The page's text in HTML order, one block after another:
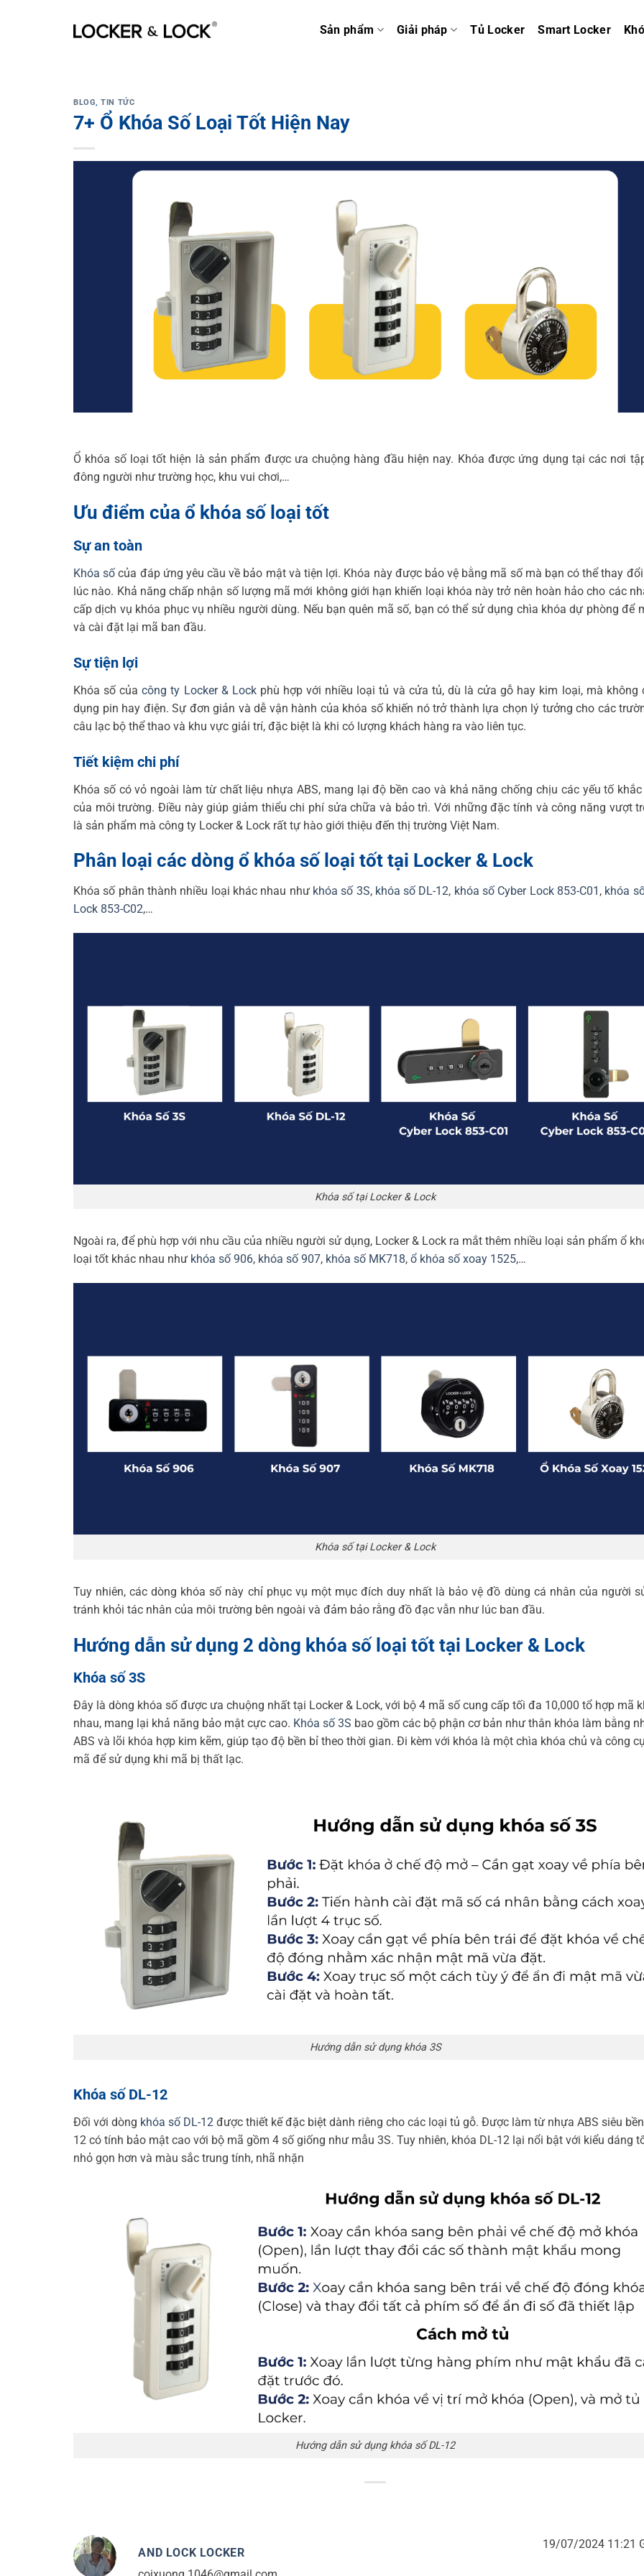
Sản phẩm Giải pháp Tủ Locker Smart Locker
BLOG,TIN TỨC
7+ Ổ Khóa Số Loại Tốt Hiện Nay
Ổ khóa số loại tốt hiện là sản phẩm được ưa chuộng hàng đầu hiện nay. Khóa được ứng dụng tại các nơi
đông người như trường học, khu vui chơi,…
Ưu điểm của ổ khóa số loại tốt
Sự an toàn
Khóa sốcủa đáp ứng yêu cầu về bảo mật và tiện lợi. Khóa này được bảo vệ bằng mã số mà bạn có thể thay
lúc nào. Khả năng chấp nhận số lượng mã mới không giới hạn khiến loại khóa này trở nên hoàn hảo cho các
cấp dịch vụ khóa phục vụ nhiều người dùng. Nếu bạn quên mã số, bạn có thể sử dụng chìa khóa dự phòng để
và cài đặt lại mã ban đầu.
Sự tiện lợi
Khóa số củacông ty Locker & Lockphù hợp với nhiều loại tủ và cửa tủ, dù là cửa gỗ hay kim loại, mà không
dụng pin hay điện. Sự đơn giản và dễ vận hành của khóa số khiến nó trở thành lựa chọn lý tưởng cho các
câu lạc bộ thể thao và khu vực giải trí, đặc biệt là khi có lượng khách hàng ra vào liên tục.
Tiết kiệm chi phí
Khóa số có vỏ ngoài làm từ chất liệu nhựa ABS, mang lại độ bền cao và khả năng chống chịu các yếu tố
của môi trường. Điều này giúp giảm thiểu chi phí sửa chữa và bảo trì. Với những đặc tính và công năng vượt
là sản phẩm mà công ty Locker & Lock rất tự hào giới thiệu đến thị trường Việt Nam.
Phân loại các dòng ổ khóa số loại tốt tại Locker & Lock
Khóa số phân thành nhiều loại khác nhau như khóa số 3S,khóa số DL-12, khóa số Cyber Lock 853-C01 , khóa
Lock 853-C02,…
Khóa số tại Locker & Lock
Ngoài ra, để phù hợp với nhu cầu của nhiều người sử dụng, Locker & Lock ra mắt thêm nhiều loại sản phẩm ổ
loại tốt khác nhau như khóa số 906, khóa số 907, khóa số MK718, ổ khóa số xoay 1525,…
Khóa số tại Locker & Lock
Tuy nhiên, các dòng khóa số này chỉ phục vụ một mục đích duy nhất là bảo vệ đồ dùng cá nhân của người
tránh khỏi tác nhân của môi trường bên ngoài và đảm bảo rằng đồ đạc vẫn như lúc ban đầu.
Hướng dẫn sử dụng 2 dòng khóa số loại tốt tại Locker & Lock
Khóa số 3S
Đây là dòng khóa số được ưa chuộng nhất tại Locker & Lock, với bộ 4 mã số cung cấp tối đa 10,000 tổ hợp mã
nhau, mang lại khả năng bảo mật cực cao. Khóa số 3S bao gồm các bộ phận cơ bản như thân khóa làm bằng
ABS và lõi khóa hợp kim kẽm, giúp tạo độ bền bỉ theo thời gian. Đi kèm với khóa là một chìa khóa chủ và công
mã để sử dụng khi mã bị thất lạc.
Hướng dẫn sử dụng khóa 3S
Khóa số DL-12
Đối với dòng khóa số DL-12 được thiết kế đặc biệt dành riêng cho các loại tủ gỗ. Được làm từ nhựa ABS siêu
12 có tính bảo mật cao với bộ mã gồm 4 số giống như mẫu 3S. Tuy nhiên, khóa DL-12 lại nổi bật với kiểu dáng
nhỏ gọn hơn và màu sắc trung tính, nhã nhặn
Hướng dẫn sử dụng khóa số DL-12
AND LOCK LOCKER
19/07/2024 11:21